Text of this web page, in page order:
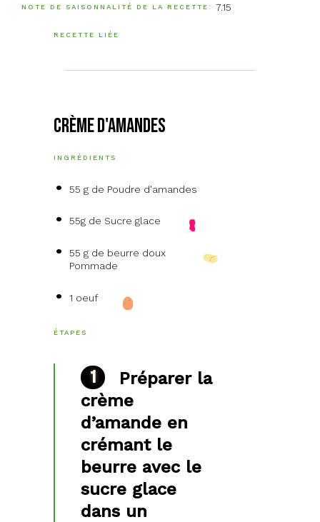
NOTE DE SAISONNALITÉ DE LA RECETTE 7.15
RECETTE LIÉE
Crème d'Amandes
INGRÉDIENTS
55 g de Poudre d'amandes
55g de Sucre glace
55 g de beurre doux
Pommade
1 oeuf
ÉTAPES
Préparer la
crème
d’amande en
crémant le
beurre avec le
sucre glace
dans un